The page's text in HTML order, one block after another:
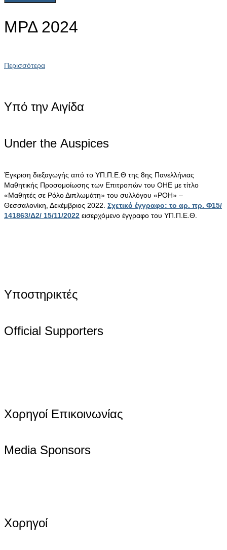
ΜΡΔ 2024
Περισσότερα
Υπό την Αιγίδα
Under the Αuspices
Έγκριση διεξαγωγής από το ΥΠ.Π.Ε.Θ της 8ης Πανελλήνιας
Μαθητικής Προσομοίωσης των Επιτροπών του ΟΗΕ με τίτλο
«Μαθητές σε Ρόλο Διπλωμάτη» του συλλόγου «ΡΟΗ» –
Θεσσαλονίκη, Δεκέμβριος 2022. Σχετικό έγγραφο: το αρ. πρ. Φ15/
141863/Δ2/ 15/11/2022 εισερχόμενο έγγραφο του ΥΠ.Π.Ε.Θ.
Υποστηρικτές
Official Supporters
Χορηγοί Επικοινωνίας
Media Sponsors
Χορηγοί